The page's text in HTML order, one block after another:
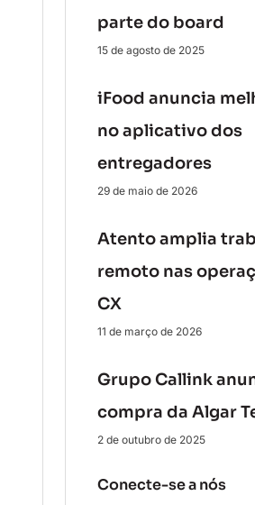
parte do board
15 de agosto de 2025
iFood anuncia
no aplicativo dos
entregadores
29 de maio de 2026
Atento amplia
remoto nas
CX
11 de março de 2026
Grupo Callink
compra da Algar
2 de outubro de 2025
Conecte-se a nós